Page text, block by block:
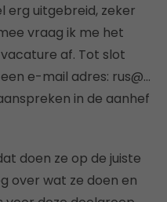
erg uitgebreid, zeker
vraag ik me het
af. Tot slot
e-mail adres: rus@…
in de aanhef
doen ze op de juiste
over wat ze doen en